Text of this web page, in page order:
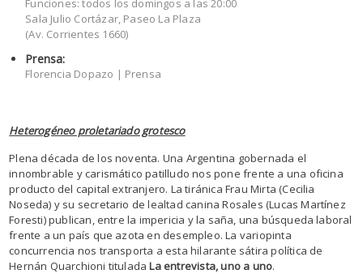
Funciones: todos los domingos a las 20:00
Sala Julio Cortázar, Paseo La Plaza
(Av. Corrientes 1660)
Prensa:
Florencia Dopazo | Prensa
Heterogéneo proletariado grotesco
Plena década de los noventa. Una Argentina gobernada el
innombrable y carismático patilludo nos pone frente a una oficina
producto del capital extranjero. La tiránica Frau Mirta (Cecilia
Noseda) y su secretario de lealtad canina Rosales (Lucas Martínez
Foresti) publican, entre la impericia y la saña, una búsqueda laboral
frente a un país que azota en desempleo. La variopinta
concurrencia nos transporta a esta hilarante sátira política de
Hernán Quarchioni tituladaLa entrevista, uno a uno.